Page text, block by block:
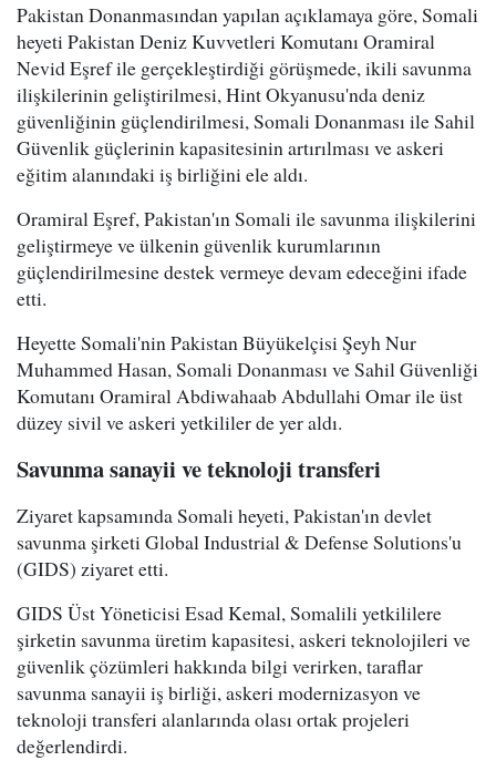
Pakistan Donanmasından yapılan açıklamaya göre, Somali
heyeti Pakistan Deniz Kuvvetleri Komutanı Oramiral
Nevid Eşref ile gerçekleştirdiği görüşmede, ikili savunma
ilişkilerinin geliştirilmesi, Hint Okyanusu'nda deniz
güvenliğinin güçlendirilmesi, Somali Donanması ile Sahil
Güvenlik güçlerinin kapasitesinin artırılması ve askeri
eğitim alanındaki iş birliğini ele aldı.
Oramiral Eşref, Pakistan'ın Somali ile savunma ilişkilerini
geliştirmeye ve ülkenin güvenlik kurumlarının
güçlendirilmesine destek vermeye devam edeceğini ifade
etti.
Heyette Somali'nin Pakistan Büyükelçisi Şeyh Nur
Muhammed Hasan, Somali Donanması ve Sahil Güvenliği
Komutanı Oramiral Abdiwahaab Abdullahi Omar ile üst
düzey sivil ve askeri yetkililer de yer aldı.
Savunma sanayii ve teknoloji transferi
Ziyaret kapsamında Somali heyeti, Pakistan'ın devlet
savunma şirketi Global Industrial & Defense Solutions'u
(GIDS) ziyaret etti.
GIDS Üst Yöneticisi Esad Kemal, Somalili yetkililere
şirketin savunma üretim kapasitesi, askeri teknolojileri ve
güvenlik çözümleri hakkında bilgi verirken, taraflar
savunma sanayii iş birliği, askeri modernizasyon ve
teknoloji transferi alanlarında olası ortak projeleri
değerlendirdi.